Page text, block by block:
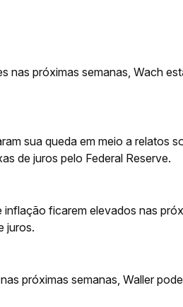
nas próximas semanas, Wach
sua queda em meio a relatos
de juros pelo Federal Reserve.
ficarem elevados nas
juros.
próximas semanas, Waller